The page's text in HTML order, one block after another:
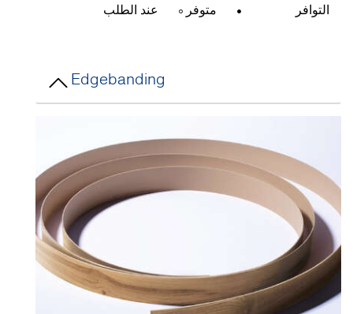
التوافر متوفر عند الطلب
Edgebanding